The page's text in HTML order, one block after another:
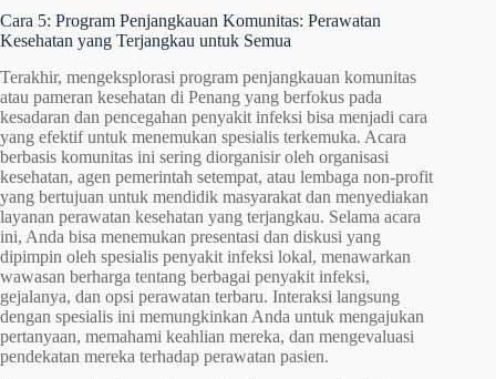
Cara 5: Program Penjangkauan Komunitas: Perawatan
Kesehatan yang Terjangkau untuk Semua
Terakhir, mengeksplorasi program penjangkauan komunitas
atau pameran kesehatan di Penang yang berfokus pada
kesadaran dan pencegahan penyakit infeksi bisa menjadi cara
yang efektif untuk menemukan spesialis terkemuka. Acara
berbasis komunitas ini sering diorganisir oleh organisasi
kesehatan, agen pemerintah setempat, atau lembaga non-profit
yang bertujuan untuk mendidik masyarakat dan menyediakan
layanan perawatan kesehatan yang terjangkau. Selama acara
ini, Anda bisa menemukan presentasi dan diskusi yang
dipimpin oleh spesialis penyakit infeksi lokal, menawarkan
wawasan berharga tentang berbagai penyakit infeksi,
gejalanya, dan opsi perawatan terbaru. Interaksi langsung
dengan spesialis ini memungkinkan Anda untuk mengajukan
pertanyaan, memahami keahlian mereka, dan mengevaluasi
pendekatan mereka terhadap perawatan pasien.